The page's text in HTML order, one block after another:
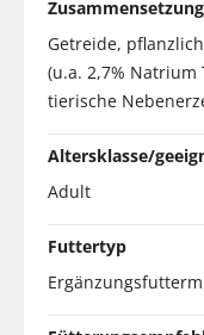
Zusammensetzung
Getreide,
(u.a. 2,7%
tierische
Altersklasse/
Adult
Futtertyp